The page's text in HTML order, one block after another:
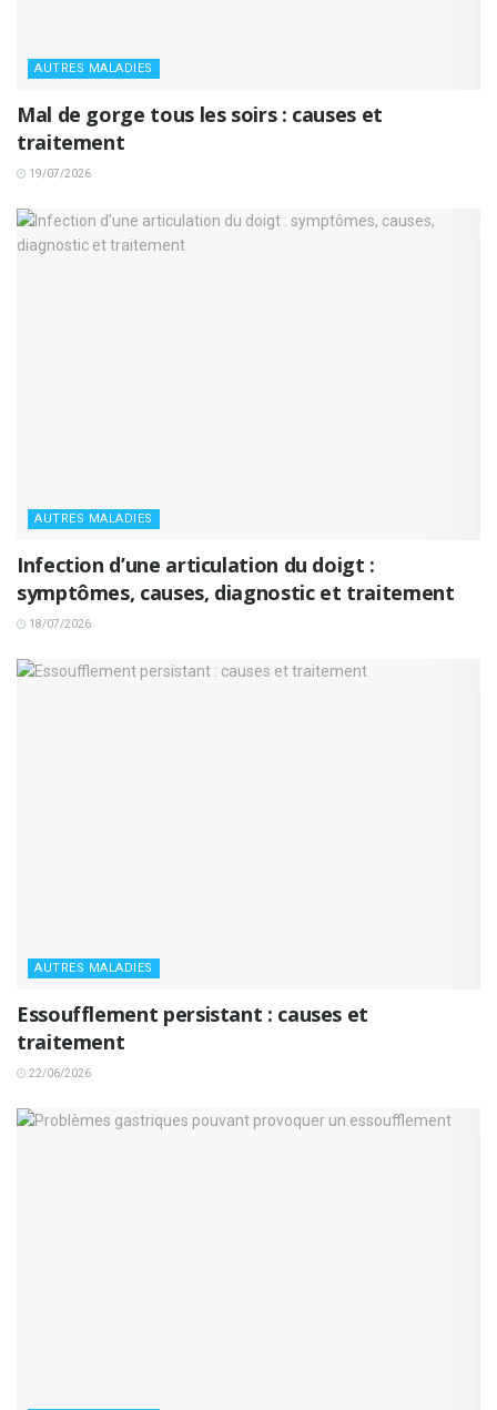
AUTRES MALADIES
Mal de gorge tous les soirs : causes et
traitement
19/07/2026
AUTRES MALADIES
Infection d’une articulation du doigt :
symptômes, causes, diagnostic et traitement
18/07/2026
AUTRES MALADIES
Essoufflement persistant : causes et
traitement
22/06/2026